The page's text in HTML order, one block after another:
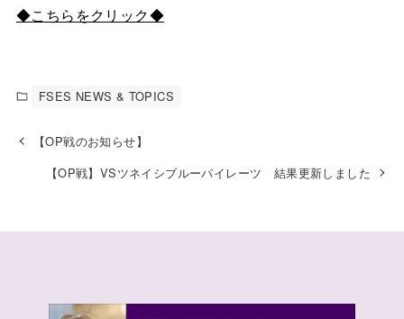
◆こちらをクリック◆
FSES NEWS & TOPICS
【OP戦のお知らせ】
【OP戦】VSツネイシブルーパイレーツ 結果更新しました